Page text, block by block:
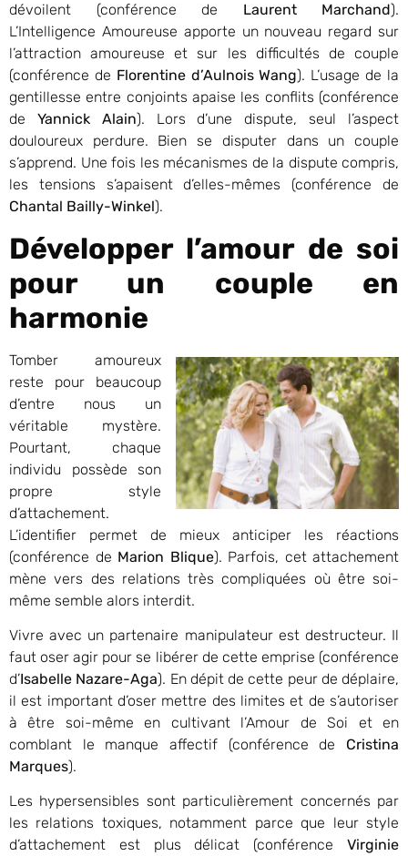
dévoilent (conférence de Laurent Marchand).
L’Intelligence Amoureuse apporte un nouveau regard sur
l’attraction amoureuse et sur les difficultés de couple
(conférence de Florentine d’Aulnois Wang). L’usage de la
gentillesse entre conjoints apaise les conflits (conférence
de Yannick Alain). Lors d’une dispute, seul l’aspect
douloureux perdure. Bien se disputer dans un couple
s’apprend. Une fois les mécanismes de la dispute compris,
les tensions s’apaisent d’elles-mêmes (conférence de
Chantal Bailly-Winkel).
Développer l’amour de soi
pour un couple en
harmonie
Tomber amoureux
reste pour beaucoup
d’entre nous un
véritable mystère.
Pourtant, chaque
individu possède son
propre style
d’attachement.
L’identifier permet de mieux anticiper les réactions
(conférence de Marion Blique). Parfois, cet attachement
mène vers des relations très compliquées où être soi-
même semble alors interdit.
Vivre avec un partenaire manipulateur est destructeur. Il
faut oser agir pour se libérer de cette emprise (conférence
d’Isabelle Nazare-Aga). En dépit de cette peur de déplaire,
il est important d’oser mettre des limites et de s’autoriser
à être soi-même en cultivant l’Amour de Soi et en
comblant le manque affectif (conférence de Cristina
Marques).
Les hypersensibles sont particulièrement concernés par
les relations toxiques, notamment parce que leur style
d’attachement est plus délicat (conférence Virginie